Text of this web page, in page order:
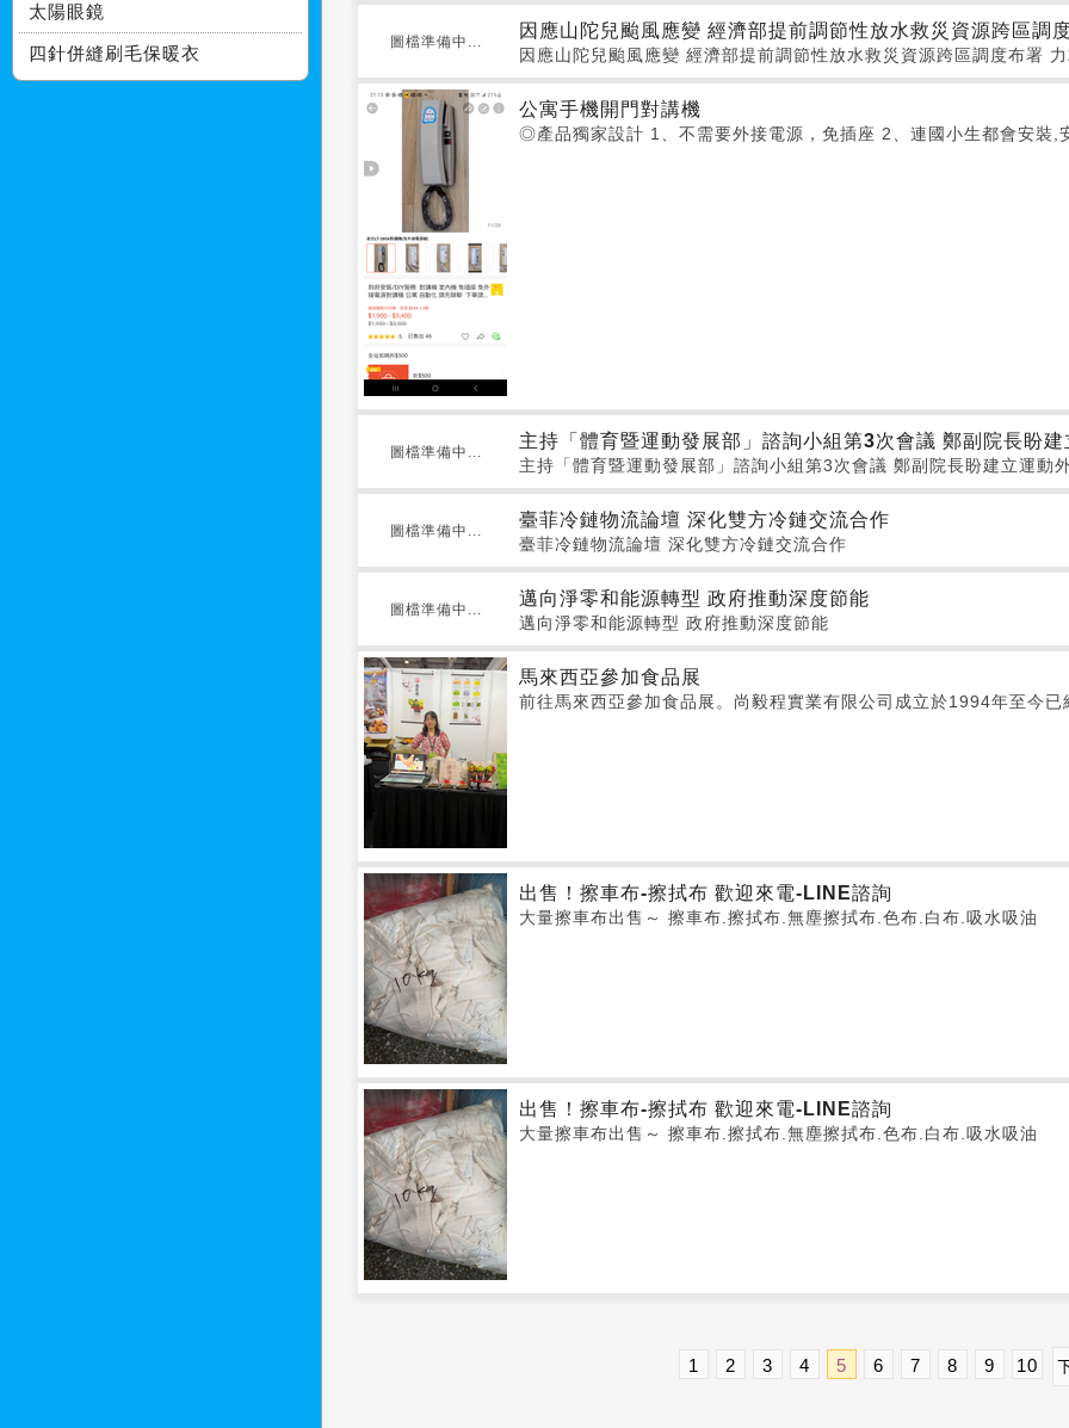
圖檔準備中...
因應山陀兒颱風應變 經濟部提前調節性放水救災資源跨區調
因應山陀兒颱風應變 經濟部提前調節性放水救災資源跨區調度布署
公寓手機開門對講機
◎產品獨家設計 1、不需要外接電源，免插座 2、連國小生都會安裝
圖檔準備中...
主持「體育暨運動發展部」諮詢小組第3次會議 鄭副院長盼
主持「體育暨運動發展部」諮詢小組第3次會議 鄭副院長盼建立運動
圖檔準備中...
臺菲冷鏈物流論壇 深化雙方冷鏈交流合作
臺菲冷鏈物流論壇 深化雙方冷鏈交流合作
圖檔準備中...
邁向淨零和能源轉型 政府推動深度節能
邁向淨零和能源轉型 政府推動深度節能
馬來西亞參加食品展
前往馬來西亞參加食品展。尚毅程實業有限公司成立於1994年至今
出售！擦車布-擦拭布 歡迎來電-LINE諮詢
大量擦車布出售～ 擦車布.擦拭布.無塵擦拭布.色布.白布.吸水吸油
出售！擦車布-擦拭布 歡迎來電-LINE諮詢
大量擦車布出售～ 擦車布.擦拭布.無塵擦拭布.色布.白布.吸水吸油
1 2 3 4 5 6 7 8 9 10
太陽眼鏡
四針併縫刷毛保暖衣